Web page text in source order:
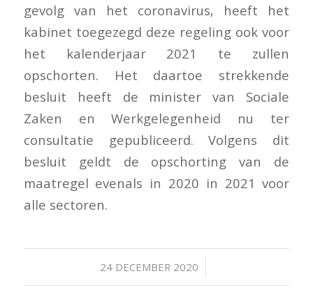
gevolg van het coronavirus, heeft het
kabinet toegezegd deze regeling ook voor
het kalenderjaar 2021 te zullen
opschorten. Het daartoe strekkende
besluit heeft de minister van Sociale
Zaken en Werkgelegenheid nu ter
consultatie gepubliceerd. Volgens dit
besluit geldt de opschorting van de
maatregel evenals in 2020 in 2021 voor
alle sectoren.
24 DECEMBER 2020
/